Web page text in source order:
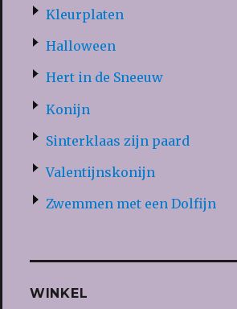
Kleurplaten
Halloween
Hert in de Sneeuw
Konijn
Sinterklaas zijn paard
Valentijnskonijn
Zwemmen met een Dolfijn
WINKEL